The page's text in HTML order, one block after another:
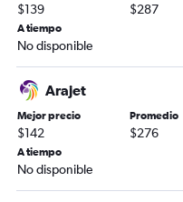
$139 $287
A tiempo
No disponible
Arajet
Mejor precio
$142
Promedio
$276
A tiempo
No disponible